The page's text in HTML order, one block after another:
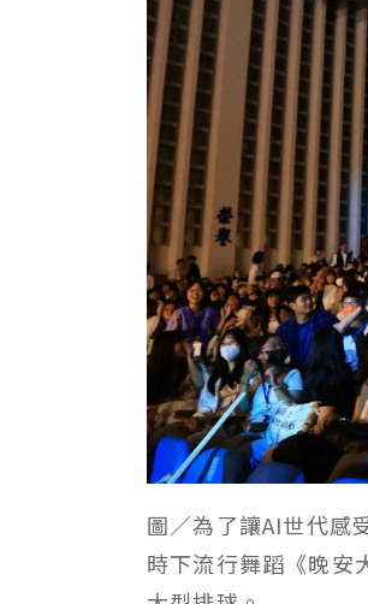
圖／為了讓AI世代感
時下流行舞蹈《晚安